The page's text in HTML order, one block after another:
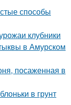
способы
клубники
в Амурском
посаженная в
в грунт